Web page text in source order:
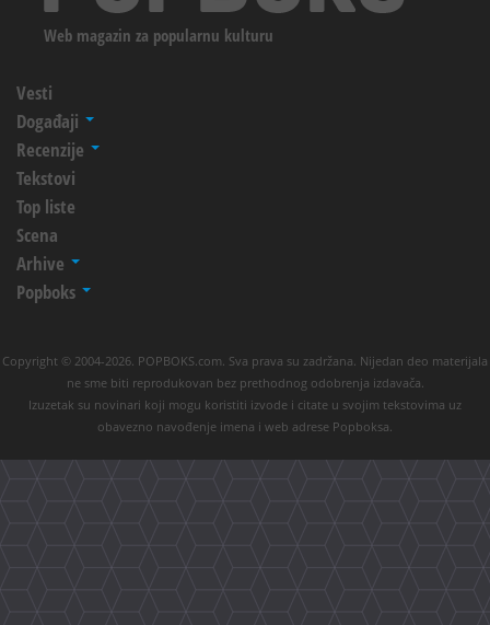
Web magazin za popularnu kulturu
Vesti
Događaji
Recenzije
Tekstovi
Top liste
Scena
Arhive
Popboks
Copyright © 2004-2026. POPBOKS.com. Sva prava su zadržana. Nijedan deo materijala
ne sme biti reprodukovan bez prethodnog odobrenja izdavača.
Izuzetak su novinari koji mogu koristiti izvode i citate u svojim tekstovima uz
obavezno navođenje imena i web adrese Popboksa.